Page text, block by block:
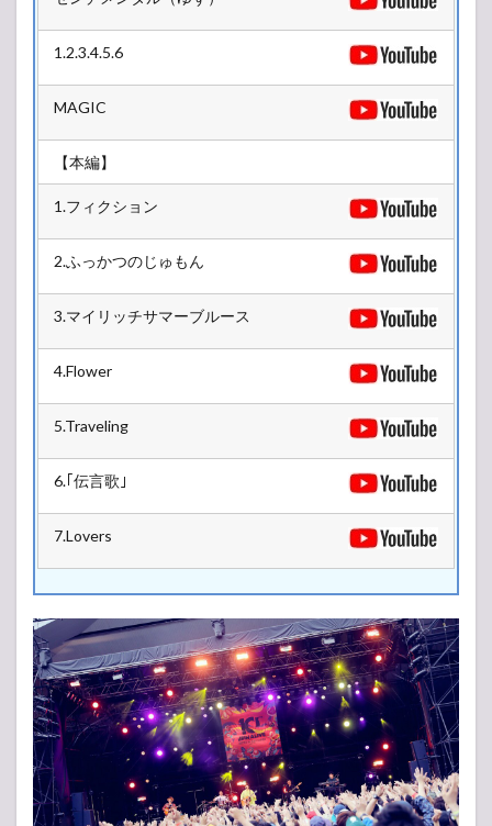
1.2.3.4.5.6
MAGIC
【本編】
1.フィクション
2.ふっかつのじゅもん
3.マイリッチサマーブルース
4.Flower
5.Traveling
6.｢伝言歌｣
7.Lovers